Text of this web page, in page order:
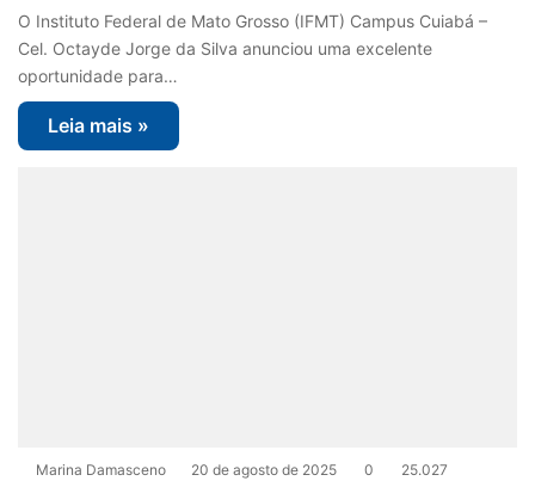
O Instituto Federal de Mato Grosso (IFMT) Campus Cuiabá –
Cel. Octayde Jorge da Silva anunciou uma excelente
oportunidade para…
Leia mais »
Marina Damasceno 20 de agosto de 2025 0 25.027